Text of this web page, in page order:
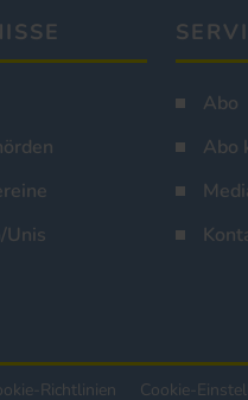
Unis
Abo
Abo
Richtlinien Cookie-